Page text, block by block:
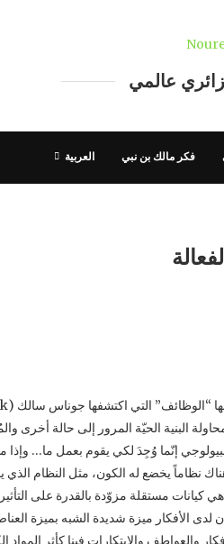
عالمي
فكر مالك بن نبي العربية
البنية الحيّة المرور إلى حالة أخرى
إنّما وُجِدَ لكي يقوم بعمل ما… وإذا
يخضع له الكون، مثل النظام الذي
كيانات مستقلة مزوّدة بالقدرة على
لدى الأفكار ميزة شديدة الشبه بميزة
والعواطف والابتكارات فينا كأثر